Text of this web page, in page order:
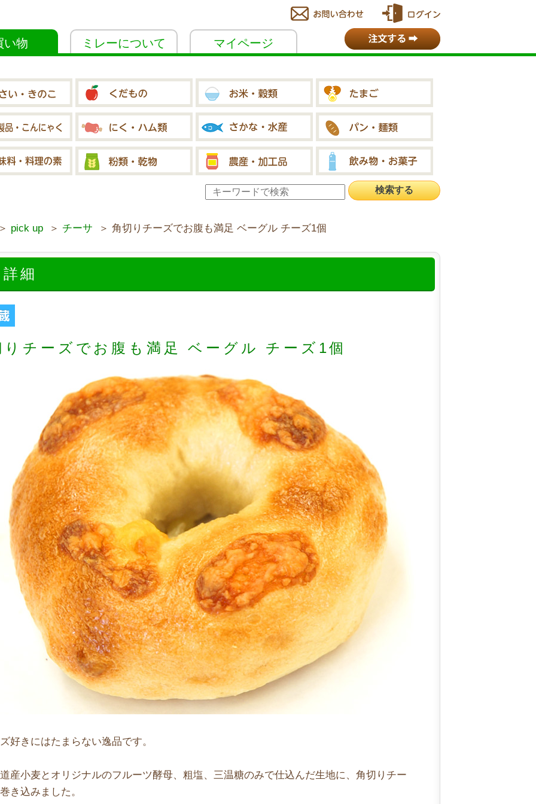
い物 ミレーについて マイページ
pick up ＞ チーサ ＞ 角切りチーズでお腹も満足 ベーグル チーズ1個
細
りチーズでお腹も満足 ベーグル チーズ1個
好きにはたまらない逸品です。
産小麦とオリジナルのフルーツ酵母、粗塩、三温糖のみで仕込んだ生地に、角切りチー
き込みました。